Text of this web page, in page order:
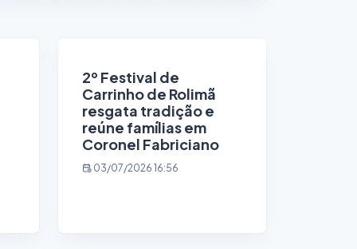
2º Festival de
Carrinho de Rolimã
resgata tradição e
reúne famílias em
Coronel Fabriciano
03/07/2026 16:56